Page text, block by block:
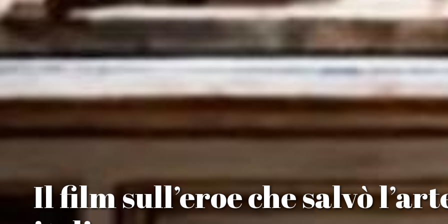
Il film sull’eroe che salvò